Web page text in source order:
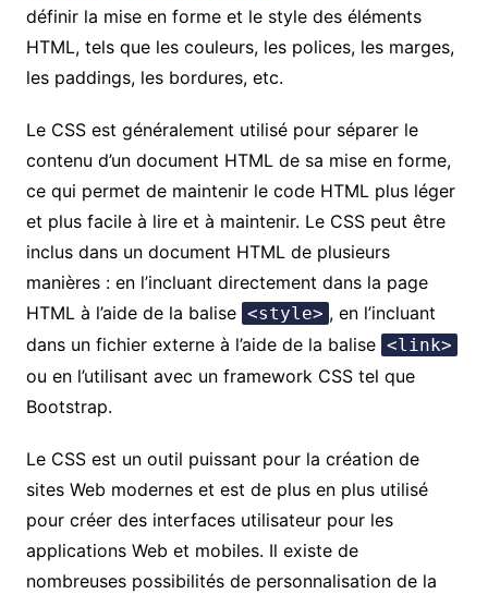
définir la mise en forme et le style des éléments
HTML, tels que les couleurs, les polices, les marges,
les paddings, les bordures, etc.
Le CSS est généralement utilisé pour séparer le
contenu d’un document HTML de sa mise en forme,
ce qui permet de maintenir le code HTML plus léger
et plus facile à lire et à maintenir. Le CSS peut être
inclus dans un document HTML de plusieurs
manières : en l’incluant directement dans la page
HTML à l’aide de la balise <style> , en l’incluant
dans un fichier externe à l’aide de la balise <link>
ou en l’utilisant avec un framework CSS tel que
Bootstrap.
Le CSS est un outil puissant pour la création de
sites Web modernes et est de plus en plus utilisé
pour créer des interfaces utilisateur pour les
applications Web et mobiles. Il existe de
nombreuses possibilités de personnalisation de la